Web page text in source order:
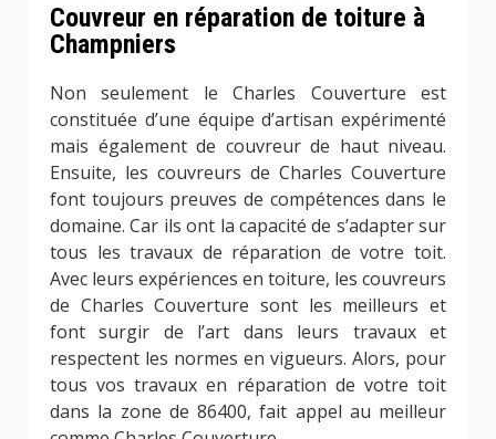
Couvreur en réparation de toiture à
Champniers
Non seulement le Charles Couverture est
constituée d’une équipe d’artisan expérimenté
mais également de couvreur de haut niveau.
Ensuite, les couvreurs de Charles Couverture
font toujours preuves de compétences dans le
domaine. Car ils ont la capacité de s’adapter sur
tous les travaux de réparation de votre toit.
Avec leurs expériences en toiture, les couvreurs
de Charles Couverture sont les meilleurs et
font surgir de l’art dans leurs travaux et
respectent les normes en vigueurs. Alors, pour
tous vos travaux en réparation de votre toit
dans la zone de 86400, fait appel au meilleur